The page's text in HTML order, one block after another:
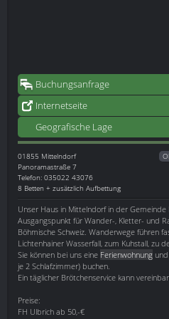
Buchungsanfrage
Internetseite
Geografische Lage
01855 Mittelndorf
Panoramastraße 7
Telefon: 035022 43076
8 Betten + zusätzlich Aufbettung
Unser Haus in Mittelndorf in der Gemeinde
Ausgangspunkt für Wander-, Kletter- und
Böhmische Schweiz. Wanderwege führen
Lichtenhainer Wasserfall, zum Kuhstall, zu
Sie können bei uns eine Ferienwohnung
je 2 Schlafzimmer) buchen.
Ein täglicher Brötchenservice kann
Preise:
FH Ulbrich ab 50,-€